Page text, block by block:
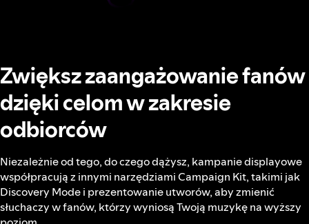
Zwiększ zaangażowanie fanów
dzięki celom w zakresie
odbiorców
Niezależnie od tego, do czego dążysz, kampanie displayowe
współpracują z innymi narzędziami Campaign Kit, takimi jak
Discovery Mode i prezentowanie utworów, aby zmienić
słuchaczy w fanów, którzy wyniosą Twoją muzykę na wyższy